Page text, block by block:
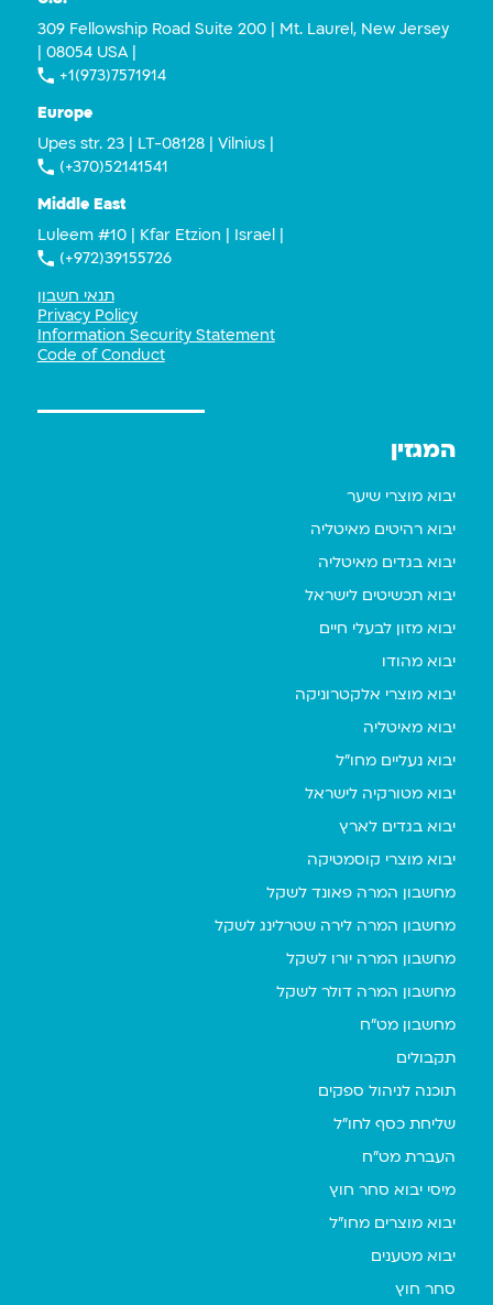
309 Fellowship Road Suite 200 | Mt. Laurel, New Jersey
| 08054 USA |
+1(973)7571914
Europe
Upes str. 23 | LT-08128 | Vilnius |
(+370)52141541
Middle East
Luleem #10 | Kfar Etzion | Israel |
(+972)39155726
תנאי חשבון
Privacy Policy
Information Security Statement
Code of Conduct
המגזין
יבוא מוצרי שיער
יבוא רהיטים מאיטליה
יבוא בגדים מאיטליה
יבוא תכשיטים לישראל
יבוא מזון לבעלי חיים
יבוא מהודו
יבוא מוצרי אלקטרוניקה
יבוא מאיטליה
יבוא נעליים מחו"ל
יבוא מטורקיה לישראל
יבוא בגדים לארץ
יבוא מוצרי קוסמטיקה
מחשבון המרה פאונד לשקל
מחשבון המרה לירה שטרלינג לשקל
מחשבון המרה יורו לשקל
מחשבון המרה דולר לשקל
מחשבון מט"ח
תקבולים
תוכנה לניהול ספקים
שליחת כסף לחו"ל
העברת מט"ח
מיסי יבוא סחר חוץ
יבוא מוצרים מחו"ל
יבוא מטענים
סחר חוץ